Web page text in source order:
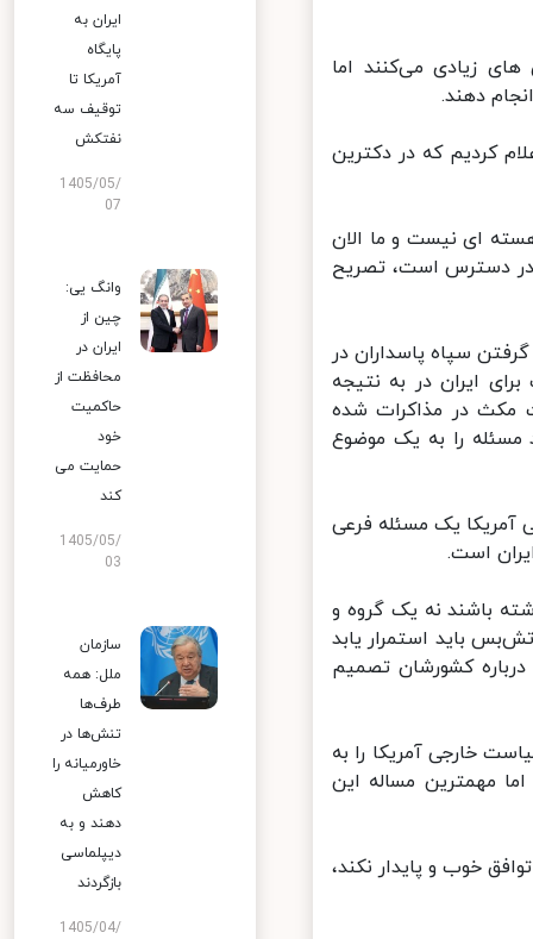
زیادی می‌کنند اما
دهند.
کردیم که در دکترین
ای نیست و ما الان
دسترس است، تصریح
سپاه پاسداران در
ایران در به نتیجه
در مذاکرات شده
را به یک موضوع
آمریکا یک مسئله فرعی
است.
باشند نه یک گروه و
باید استمرار یابد
کشورشان تصمیم
خارجی آمریکا را به
مهمترین مساله این
خوب و پایدار نکند،
ایران به
پایگاه
آمریکا تا
توقیف سه
نفتکش
1405/05/
07
وانگ یی:
چین از
ایران در
محافظت از
حاکمیت
خود
حمایت می
کند
1405/05/
03
سازمان
ملل: همه
طرف‌ها
تنش‌ها در
خاورمیانه را
کاهش
دهند و به
دیپلماسی
بازگردند
1405/04/